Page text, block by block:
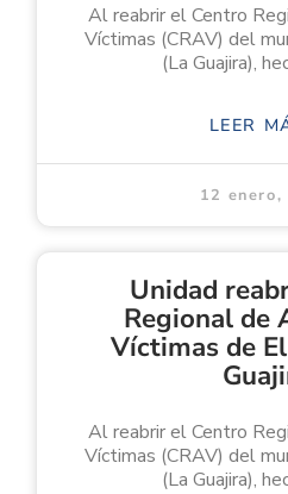
Al reabrir el Centro
Víctimas (CRAV) del
(La Guajira),
LEER
12 enero,
Unidad
Regional de
Víctimas de
Al reabrir el Centro
Víctimas (CRAV) del
(La Guajira),